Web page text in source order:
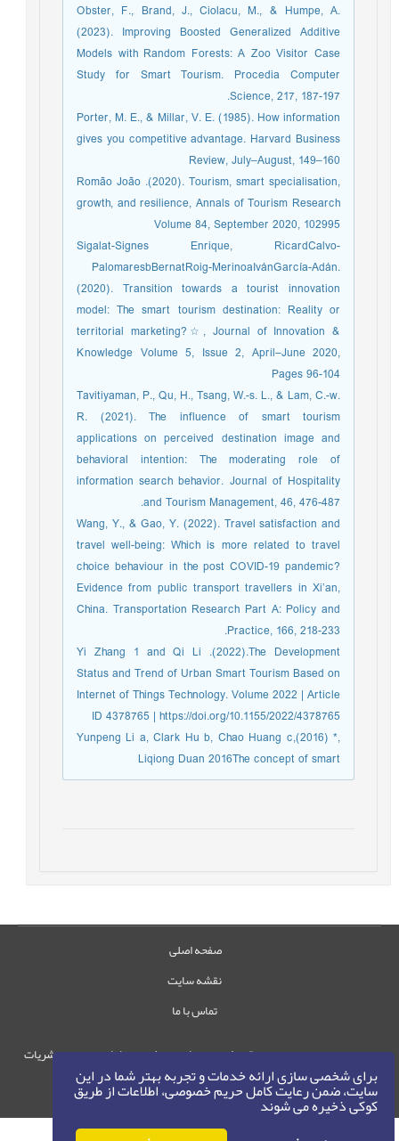
برای شخصی سازی ارائه خدمات و تجربه بهتر شما در این
سایت، ضمن رعایت کامل حریم خصوصی، اطلاعات از طریق
کوکی ذخیره می شوند
Obster, F., Brand, J., Ciolacu, M., & Humpe, A.
(2023). Improving Boosted Generalized Additive
Models with Random Forests: A Zoo Visitor Case
Study for Smart Tourism. Procedia Computer
Science, 217, 187-197.
Porter, M. E., & Millar, V. E. (1985). How information
gives you competitive advantage. Harvard Business
Review, July–August, 149–160
Romão João .(2020). Tourism, smart specialisation,
growth, and resilience, Annals of Tourism Research
Volume 84, September 2020, 102995
Sigalat-Signes Enrique, RicardCalvo-
PalomaresbBernatRoig-MerinoaIvánGarcía-Adán.
(2020). Transition towards a tourist innovation
model: The smart tourism destination: Reality or
territorial marketing?☆, Journal of Innovation &
Knowledge Volume 5, Issue 2, April–June 2020,
Pages 96-104
Tavitiyaman, P., Qu, H., Tsang, W.-s. L., & Lam, C.-w.
R. (2021). The influence of smart tourism
applications on perceived destination image and
behavioral intention: The moderating role of
information search behavior. Journal of Hospitality
and Tourism Management, 46, 476-487.
Wang, Y., & Gao, Y. (2022). Travel satisfaction and
travel well-being: Which is more related to travel
choice behaviour in the post COVID-19 pandemic?
Evidence from public transport travellers in Xi’an,
China. Transportation Research Part A: Policy and
Practice, 166, 218-233.
Yi Zhang 1 and Qi Li .(2022).The Development
Status and Trend of Urban Smart Tourism Based on
Internet of Things Technology. Volume 2022 | Article
ID 4378765 | https://doi.org/10.1155/2022/4378765
Yunpeng Li a, Clark Hu b, Chao Huang c,(2016) *,
Liqiong Duan 2016The concept of smart
صفحه اصلی
نقشه سایت
تماس با ما
حقوق این وب‌سایت متعلق به سامانه مدیریت نشریات
رایمگ است.
حق نشر ©
1405-1396